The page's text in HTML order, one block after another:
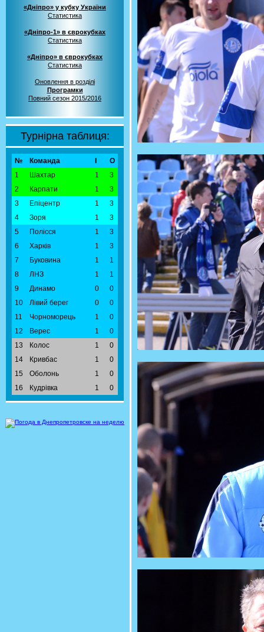
«Дніпро» у кубку України
Статистика
«Дніпро-1» в єврокубках
Статистика
«Дніпро» в єврокубках
Статистика
Оновлення в розділі
Програмки
Повний сезон 2015/2016
Турнірна таблиця:
№ Команда
О
1
Шахтар 1
3
2
Карпати 1
3
3
Епіцентр 1
3
4
Зоря 1
3
5
Полісся 1
3
6
Харків 1
3
7
Буковина 1
1
8
ЛНЗ 1
1
9
Динамо 0
0
10
Лівий берег 0
0
11
Чорноморець 1
0
12
Верес 1
0
13
Колос 1
0
14
Кривбас 1
0
15
Оболонь 1
0
16
Кудрівка 1 0